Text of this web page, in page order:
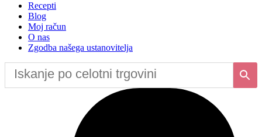
Recepti
Blog
Moj račun
O nas
Zgodba našega ustanovitelja